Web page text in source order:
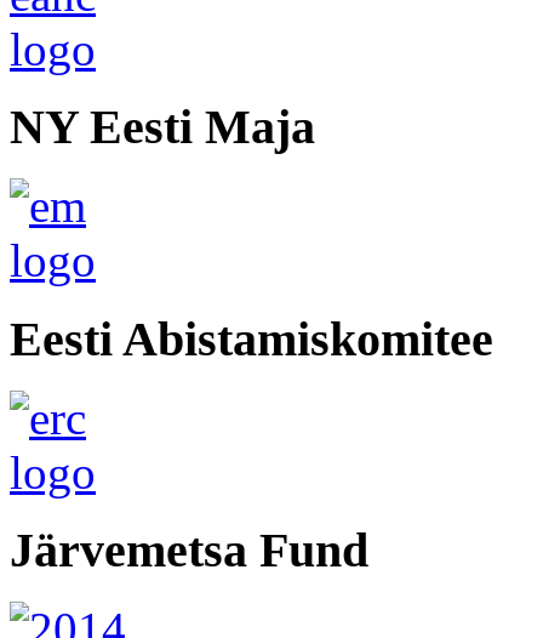
NY Eesti Maja
Eesti Abistamiskomitee
Järvemetsa Fund